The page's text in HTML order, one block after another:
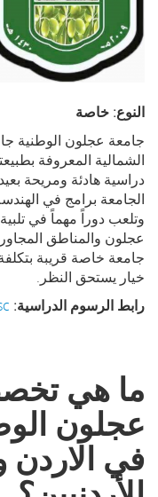
النوع: خاصة
جامعة عجلون الوطنية
الشمالية المعروفة
دراسية هادئة ومريحة
الجامعة برامج في
وتلعب دوراً مهماً في
عجلون والمناطق
جامعة خاصة قريبة
خيار يستحق النظر.
رابط الرسوم الدراسية:
ما هي
عجلون
في الاردن